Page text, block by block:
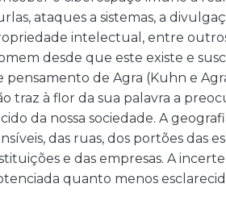
ataques a sistemas, a
intelectual, entre
desde que este existe e
pensamento de Agra (Kuhn e
traz à flor da sua palavra a
da nossa sociedade. A
das ruas, dos portões das
e das empresas. A
quanto menos